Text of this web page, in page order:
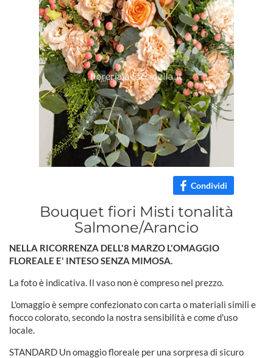
Condividi
Bouquet fiori Misti tonalità
Salmone/Arancio
NELLA RICORRENZA DELL'8 MARZO L'OMAGGIO
FLOREALE E' INTESO SENZA MIMOSA.
La foto è indicativa. Il vaso non è compreso nel prezzo.
L'omaggio è sempre confezionato con carta o materiali simili e
fiocco colorato, secondo la nostra sensibilità e come d'uso
locale.
STANDARD Un omaggio floreale per una sorpresa di sicuro